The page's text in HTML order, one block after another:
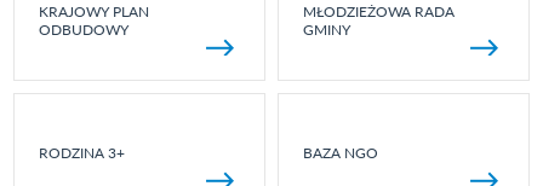
KRAJOWY PLAN
ODBUDOWY
MŁODZIEŻOWA RADA
GMINY
RODZINA 3+ BAZA NGO